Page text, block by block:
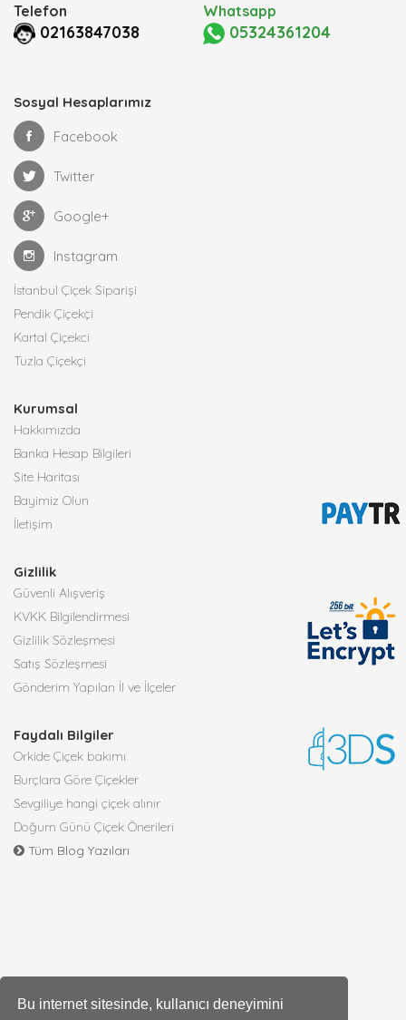
Bu internet sitesinde, kullanıcı deneyimini
Telefon
02163847038
Whatsapp
05324361204
Sosyal Hesaplarımız
Facebook
Twitter
Google+
Instagram
İstanbul Çiçek Siparişi
Pendik Çiçekçi
Kartal Çiçekci
Tuzla Çiçekçi
Kurumsal
Hakkımızda
Banka Hesap Bilgileri
Site Haritası
Bayimiz Olun
İletişim
Gizlilik
Güvenli Alışveriş
KVKK Bilgilendirmesi
Gizlilik Sözleşmesi
Satış Sözleşmesi
Gönderim Yapılan İl ve İlçeler
Faydalı Bilgiler
Orkide Çiçek bakımı
Burçlara Göre Çiçekler
Sevgiliye hangi çiçek alınır
Doğum Günü Çiçek Önerileri
Tüm Blog Yazıları